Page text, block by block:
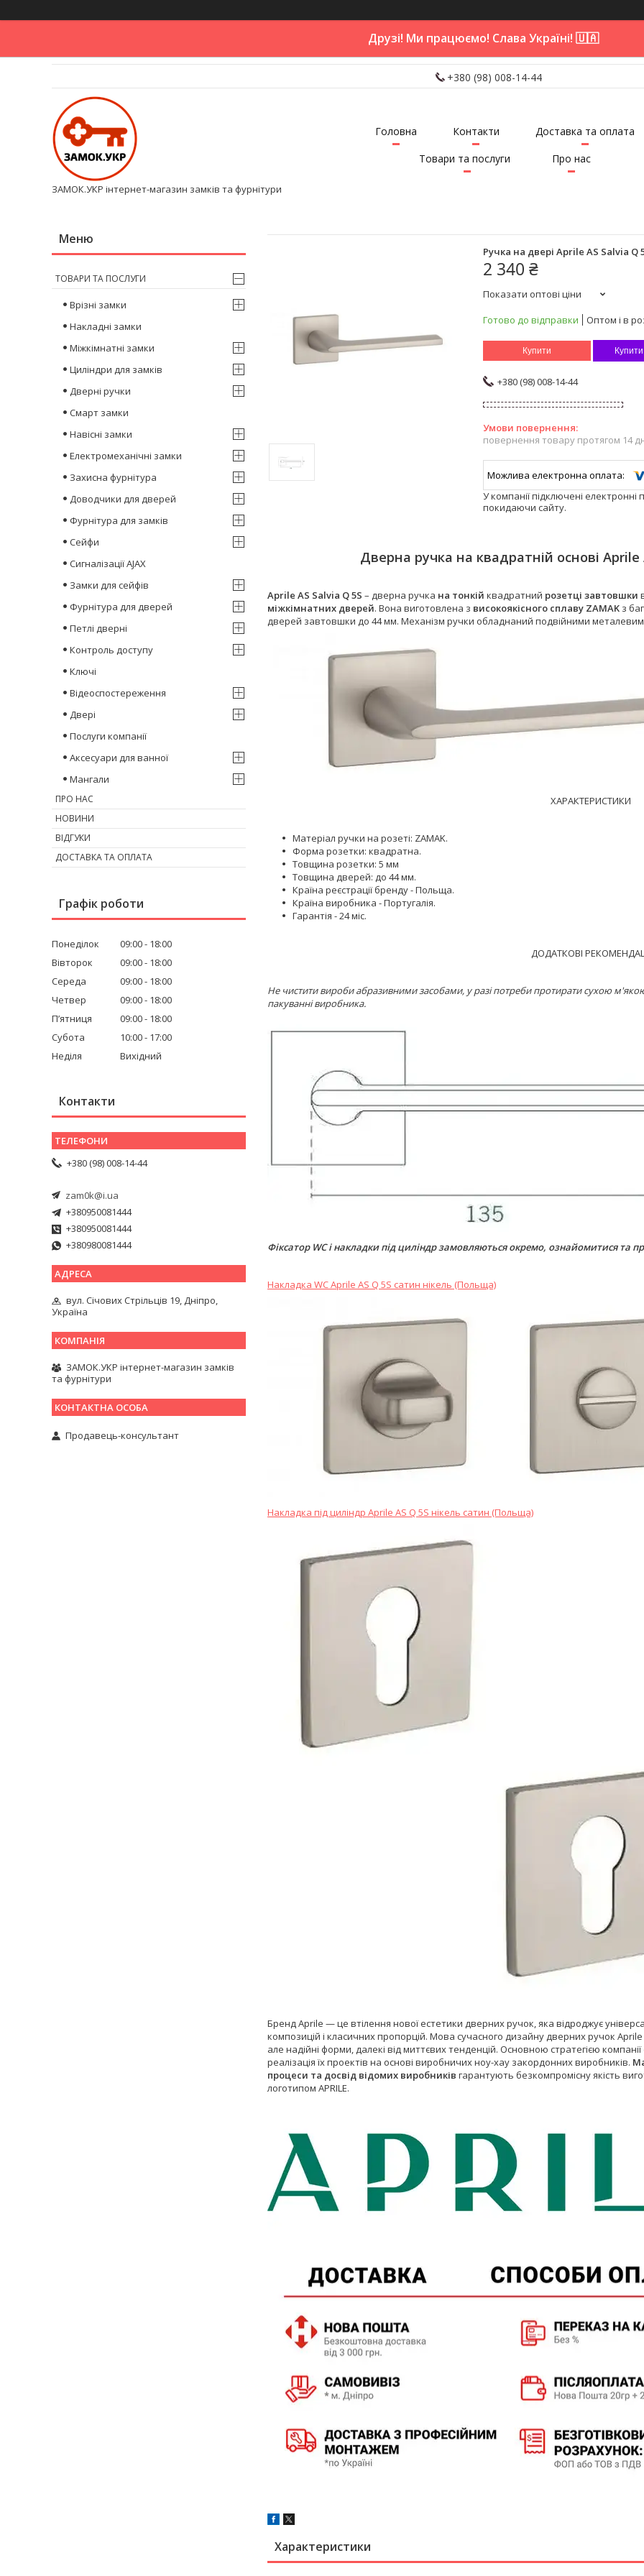
Друзі! Ми працюємо! Слава Україні! 🇺🇦
+380 (98) 008-14-44
ЗАМОК.УКР інтернет-магазин замків та фурнітури
Головна Контакти
Доставка та оплата
Товари та послуги
Про нас
Ручка на двері Aprile AS Salvia
2 340 ₴
Показати оптові ціни
Готово до відправки
Оптом і в
Купити
+380 (98) 008-14-44
повернення товару протягом 14
У компанії підключені
покидаючи сайту.
Дверна ручка на квадратній основі Aprile
Aprile AS Salvia Q 5S – дверна ручка на тонкій квадратний розетці завтовшки
міжкімнатних дверей. Вона виготовлена з високоякісного сплаву ZAMAK з
дверей завтовшки до 44 мм. Механізм ручки обладнаний подвійними
ХАРАКТЕРИСТИКИ
Матеріал ручки на розеті: ZAMAK.
Форма розетки: квадратна.
Товщина розетки: 5 мм
Товщина дверей: до 44 мм.
Країна реєстрації бренду - Польща.
Країна виробника - Португалія.
Гарантія - 24 міс.
ДОДАТКОВІ
Не чистити вироби абразивними засобами, у разі потреби протирати сухою
пакуванні виробника.
Фіксатор WC і накладки під циліндр замовляються окремо, ознайомитися та
Накладка WC Aprile AS Q 5S сатин нікель (Польща)
Накладка під циліндр Aprile AS Q 5S нікель сатин (Польща)
Бренд Aprile — це втілення нової естетики дверних ручок, яка відроджує
композицій і класичних пропорцій. Мова сучасного дизайну дверних ручок Aprile
але надійні форми, далекі від миттєвих тенденцій. Основною стратегією
реалізація їх проектів на основі виробничих ноу-хау закордонних виробників.
процеси та досвід відомих виробників гарантують безкомпромісну якість
логотипом APRILE.
Характеристики
ТОВАРИ ТА ПОСЛУГИ
Врізні замки
Накладні замки
Міжкімнатні замки
Циліндри для замків
Дверні ручки
Смарт замки
Навісні замки
Електромеханічні замки
Захисна фурнітура
Доводчики для дверей
Фурнітура для замків
Сейфи
Сигналізації AJAX
Замки для сейфів
Фурнітура для дверей
Петлі дверні
Контроль доступу
Ключі
Відеоспостереження
Двері
Послуги компанії
Аксесуари для ванної
Мангали
ПРО НАС
НОВИНИ
ВІДГУКИ
ДОСТАВКА ТА ОПЛАТА
Графік роботи
Понеділок 09:00
18:00
Вівторок
09:00
18:00
Середа
09:00
18:00
Четвер
09:00
18:00
Пʼятниця
09:00
18:00
Субота
10:00
17:00
Неділя
Вихідний
Контакти
+380 (98) 008-14-44
zam0k@i.ua
+380950081444
+380950081444
+380980081444
вул. Січових Стрільців 19, Дніпро,
Україна
ЗАМОК.УКР інтернет-магазин замків
та фурнітури
Продавець-консультант